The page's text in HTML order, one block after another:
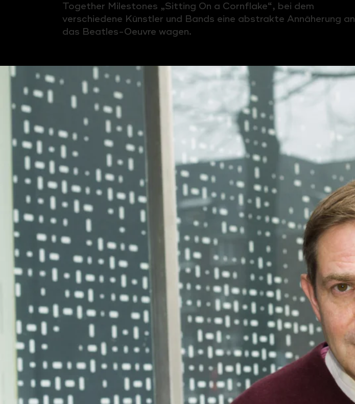
Together Milestones „Sitting On a Cornflake“, bei dem
verschiedene Künstler und Bands eine abstrakte Annäherung an
das Beatles-Oeuvre wagen.